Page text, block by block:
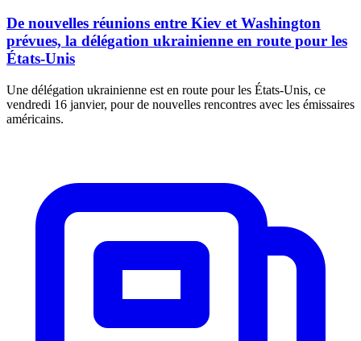
De nouvelles réunions entre Kiev et Washington
prévues, la délégation ukrainienne en route pour les
États-Unis
Une délégation ukrainienne est en route pour les États-Unis, ce
vendredi 16 janvier, pour de nouvelles rencontres avec les émissaires
américains.